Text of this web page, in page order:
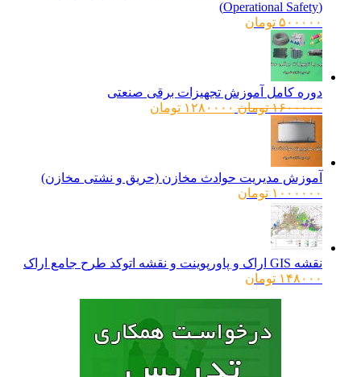
۵۰۰۰۰۰ تومان
دوره کامل آموزش تجهیزات برقی صنعتی
۱۶۰۰۰۰۰ تومانقیمت
۱۲۸۰۰۰۰ تومانقیمت
آموزش مدیریت حوادث مخازن (حریق و نشتی مخازن)
۱۰۰۰۰۰۰ تومان
نقشه GIS اراک و پاورپوینت و نقشه اتوکد طرح جامع اراک
۱۴۸۰۰۰ تومان